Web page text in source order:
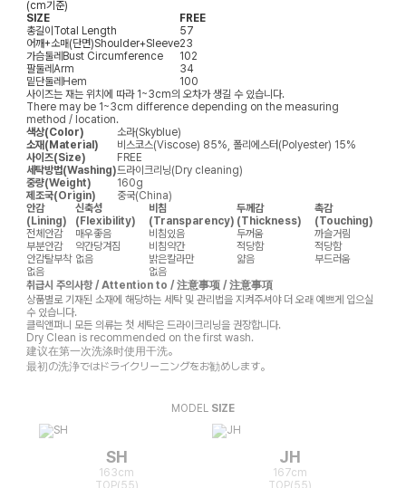
(cm기준)
SIZE
FREE
총길이 Total Length
57
어깨+소매(단면)Shoulder+Sleeve23
가슴둘레 Bust Circumference
102
팔둘레 Arm
34
밑단둘레 Hem
100
사이즈는 재는 위치에 따라 1~3cm의 오차가 생길 수 있습니다.
There may be 1~3cm difference depending on the measuring
method / location.
색상(Color)
소라(Skyblue)
소재(Material)
비스코스(Viscose) 85%, 폴리에스터(Polyester) 15%
사이즈(Size)
FREE
세탁방법(Washing)드라이크리닝(Dry cleaning)
중량(Weight)
160g
제조국(Origin)
중국(China)
안감
(Lining)
신축성
(Flexibility)
비침
(Transparency)
두께감
(Thickness)
촉감
(Touching)
전체안감
매우좋음 비침있음 두꺼움
까슬거림
부분안감
약간당겨짐 비침약간 적당함
적당함
안감탈부착 없음 밝은칼라만 얇음
부드러움
없음
없음
취급시 주의사항 / Attention to / 注意事项 / 注意事項
상품별로 기재된 소재에 해당하는 세탁 및 관리법을 지켜주셔야 더 오래 예쁘게 입으실
수 있습니다.
클릭앤퍼니 모든 의류는 첫 세탁은 드라이크리닝을 권장합니다.
Dry Clean is recommended on the first wash.
建议在第一次洗涤时使用干洗。
最初の洗浄ではドライクリーニングをお勧めします。
MODEL SIZE
SH
163cm
TOP(55)
JH
167cm
TOP(55)